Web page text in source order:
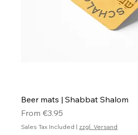
Beer mats | Shabbat Shalom
From€3.95
Sale Price
Sales Tax Included | zzgl. Versand